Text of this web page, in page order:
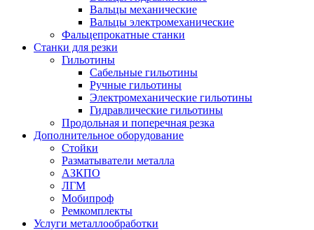
Вальцы механические
Вальцы электромеханические
Фальцепрокатные станки
Станки для резки
Гильотины
Сабельные гильотины
Ручные гильотины
Электромеханические гильотины
Гидравлические гильотины
Продольная и поперечная резка
Дополнительное оборудование
Стойки
Разматыватели металла
АЗКПО
ЛГМ
Мобипроф
Ремкомплекты
Услуги металлообработки